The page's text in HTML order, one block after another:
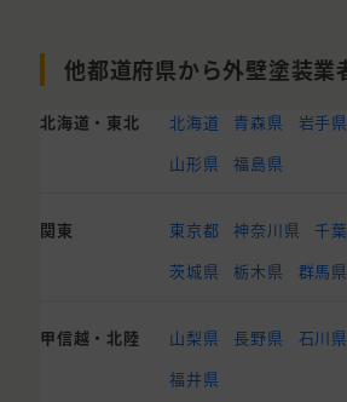
他都道府県から外壁塗装業
北海道・東北 北海道 青森県 岩手県
山形県
福島県
関東 東京都 神奈川県 千
茨城県
栃木県 群馬県
甲信越・北陸 山梨県 長野県 石川県
福井県